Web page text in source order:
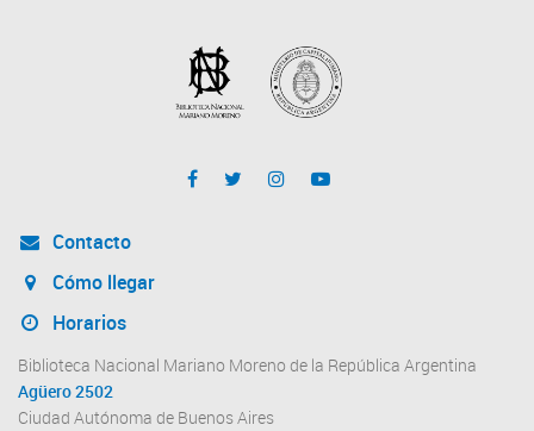
Contacto
Cómo llegar
Horarios
Biblioteca Nacional Mariano Moreno de la República Argentina
Agüero 2502
Ciudad Autónoma de Buenos Aires